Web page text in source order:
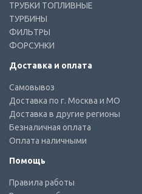
ТРУБКИ ТОПЛИВНЫЕ
ТУРБИНЫ
ФИЛЬТРЫ
ФОРСУНКИ
Доставка и оплата
Самовывоз
Доставка по г. Москва и МО
Доставка в другие регионы
Безналичная оплата
Оплата наличными
Помощь
Правила работы